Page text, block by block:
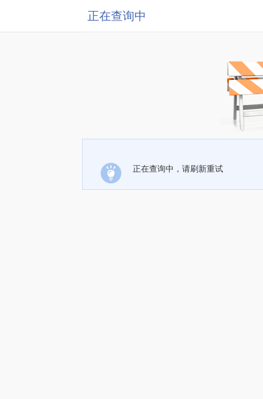
正在查询中
正在查询中，请刷新重试